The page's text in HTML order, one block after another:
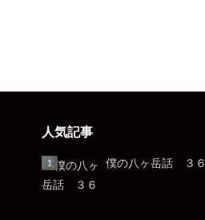
人気記事
僕の八ヶ岳話 ３６